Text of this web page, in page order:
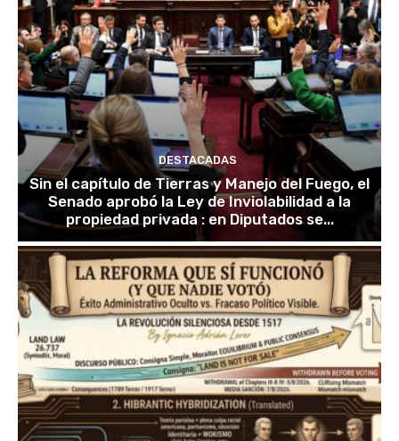
DESTACADAS
Sin el capítulo de Tierras y Manejo del Fuego, el
Senado aprobó la Ley de Inviolabilidad a la
propiedad privada : en Diputados se...